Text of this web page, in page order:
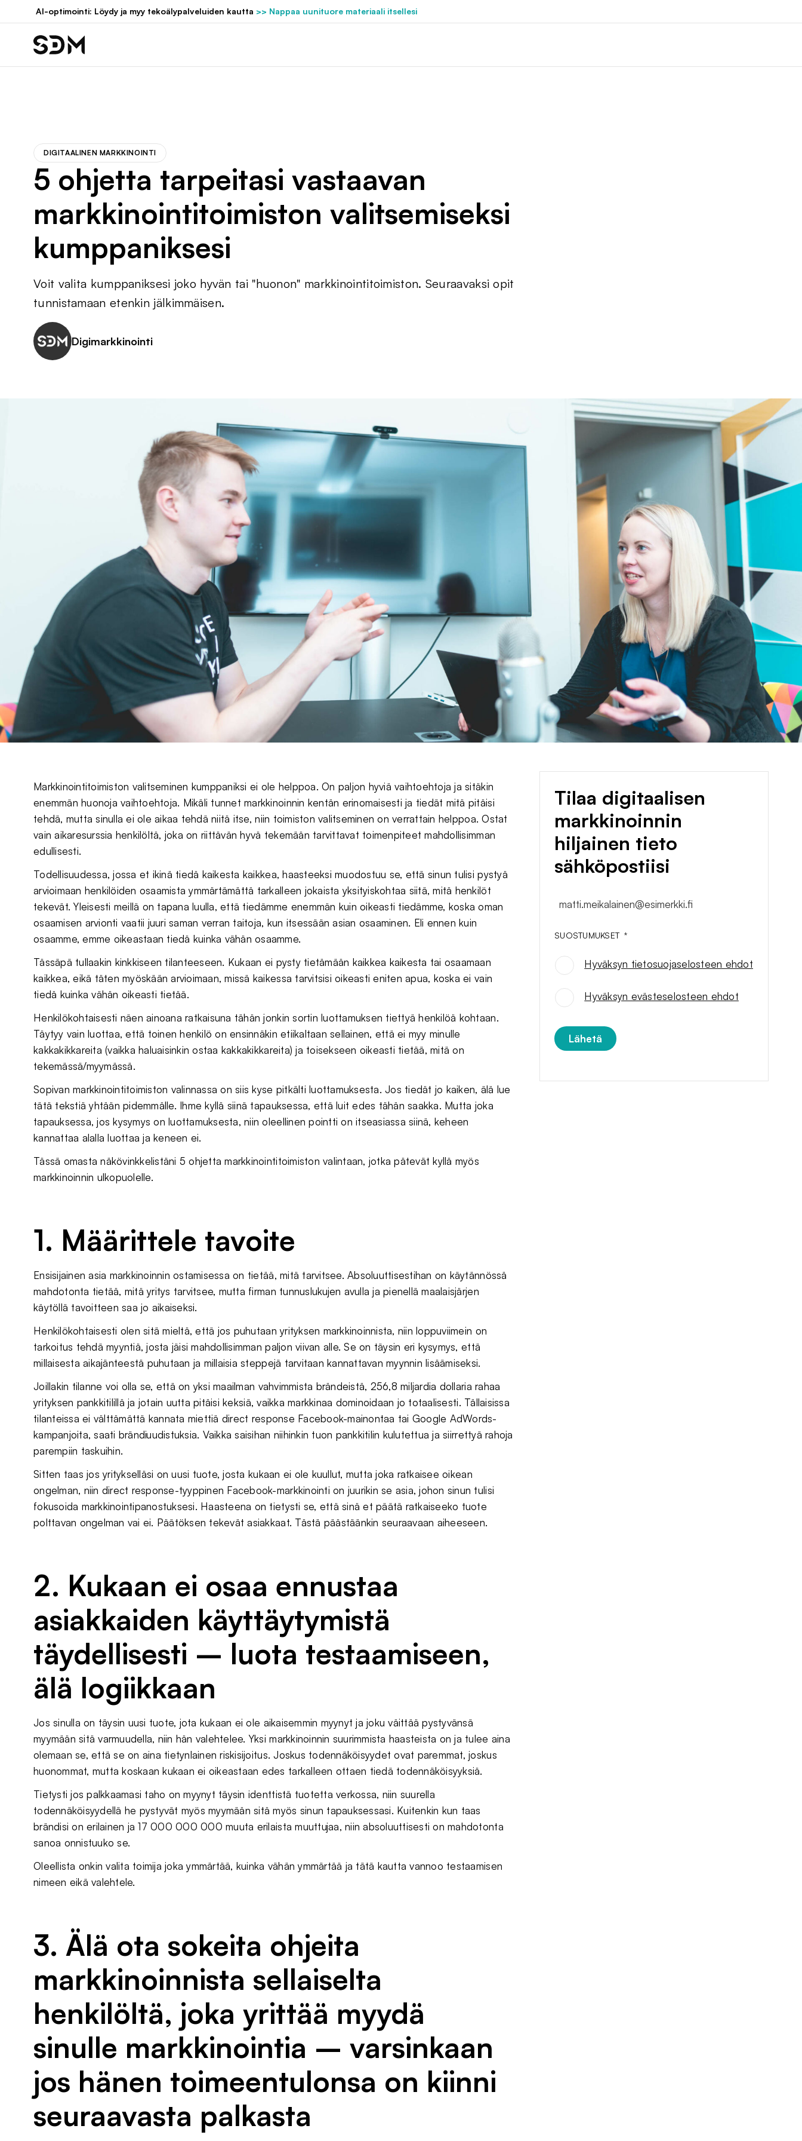
sisältöön
AI-optimointi: Löydy ja myy tekoälypalveluiden kautta >> Nappaa uunituore materiaali itsellesi
DIGITAALINEN MARKKINOINTI
5 ohjetta tarpeitasi vastaavan
markkinointitoimiston valitsemiseksi
kumppaniksesi
Voit valita kumppaniksesi joko hyvän tai "huonon" markkinointitoimiston. Seuraavaksi opit
tunnistamaan etenkin jälkimmäisen.
Digimarkkinointi
Markkinointitoimiston valitseminen kumppaniksi ei ole helppoa. On paljon hyviä vaihtoehtoja ja sitäkin
enemmän huonoja vaihtoehtoja. Mikäli tunnet markkinoinnin kentän erinomaisesti ja tiedät mitä pitäisi
tehdä, mutta sinulla ei ole aikaa tehdä niitä itse, niin toimiston valitseminen on verrattain helppoa. Ostat
vain aikaresurssia henkilöltä, joka on riittävän hyvä tekemään tarvittavat toimenpiteet mahdollisimman
edullisesti.
Todellisuudessa, jossa et ikinä tiedä kaikesta kaikkea, haasteeksi muodostuu se, että sinun tulisi pystyä
arvioimaan henkilöiden osaamista ymmärtämättä tarkalleen jokaista yksityiskohtaa siitä, mitä henkilöt
tekevät. Yleisesti meillä on tapana luulla, että tiedämme enemmän kuin oikeasti tiedämme, koska oman
osaamisen arvionti vaatii juuri saman verran taitoja, kun itsessään asian osaaminen. Eli ennen kuin
osaamme, emme oikeastaan tiedä kuinka vähän osaamme.
Tässäpä tullaakin kinkkiseen tilanteeseen. Kukaan ei pysty tietämään kaikkea kaikesta tai osaamaan
kaikkea, eikä täten myöskään arvioimaan, missä kaikessa tarvitsisi oikeasti eniten apua, koska ei vain
tiedä kuinka vähän oikeasti tietää.
Henkilökohtaisesti näen ainoana ratkaisuna tähän jonkin sortin luottamuksen tiettyä henkilöä kohtaan.
Täytyy vain luottaa, että toinen henkilö on ensinnäkin etiikaltaan sellainen, että ei myy minulle
kakkakikkareita (vaikka haluaisinkin ostaa kakkakikkareita) ja toisekseen oikeasti tietää, mitä on
tekemässä/myymässä.
Sopivan markkinointitoimiston valinnassa on siis kyse pitkälti luottamuksesta. Jos tiedät jo kaiken, älä lue
tätä tekstiä yhtään pidemmälle. Ihme kyllä siinä tapauksessa, että luit edes tähän saakka. Mutta joka
tapauksessa, jos kysymys on luottamuksesta, niin oleellinen pointti on itseasiassa siinä, keheen
kannattaa alalla luottaa ja keneen ei.
Tässä omasta näkövinkkelistäni 5 ohjetta markkinointitoimiston valintaan, jotka pätevät kyllä myös
markkinoinnin ulkopuolelle.
1. Määrittele tavoite
Ensisijainen asia markkinoinnin ostamisessa on tietää, mitä tarvitsee. Absoluuttisestihan on käytännössä
mahdotonta tietää, mitä yritys tarvitsee, mutta firman tunnuslukujen avulla ja pienellä maalaisjärjen
käytöllä tavoitteen saa jo aikaiseksi.
Henkilökohtaisesti olen sitä mieltä, että jos puhutaan yrityksen markkinoinnista, niin loppuviimein on
tarkoitus tehdä myyntiä, josta jäisi mahdollisimman paljon viivan alle. Se on täysin eri kysymys, että
millaisesta aikajänteestä puhutaan ja millaisia steppejä tarvitaan kannattavan myynnin lisäämiseksi.
Joillakin tilanne voi olla se, että on yksi maailman vahvimmista brändeistä, 256,8 miljardia dollaria rahaa
yrityksen pankkitilillä ja jotain uutta pitäisi keksiä, vaikka markkinaa dominoidaan jo totaalisesti. Tällaisissa
tilanteissa ei välttämättä kannata miettiä direct response Facebook-mainontaa tai Google AdWords-
kampanjoita, saati brändiuudistuksia. Vaikka saisihan niihinkin tuon pankkitilin kulutettua ja siirrettyä rahoja
parempiin taskuihin.
Sitten taas jos yritykselläsi on uusi tuote, josta kukaan ei ole kuullut, mutta joka ratkaisee oikean
ongelman, niin direct response-tyyppinen Facebook-markkinointi on juurikin se asia, johon sinun tulisi
fokusoida markkinointipanostuksesi. Haasteena on tietysti se, että sinä et päätä ratkaiseeko tuote
polttavan ongelman vai ei. Päätöksen tekevät asiakkaat. Tästä päästäänkin seuraavaan aiheeseen.
2. Kukaan ei osaa ennustaa
asiakkaiden käyttäytymistä
täydellisesti – luota testaamiseen,
älä logiikkaan
Jos sinulla on täysin uusi tuote, jota kukaan ei ole aikaisemmin myynyt ja joku väittää pystyvänsä
myymään sitä varmuudella, niin hän valehtelee. Yksi markkinoinnin suurimmista haasteista on ja tulee aina
olemaan se, että se on aina tietynlainen riskisijoitus. Joskus todennäköisyydet ovat paremmat, joskus
huonommat, mutta koskaan kukaan ei oikeastaan edes tarkalleen ottaen tiedä todennäköisyyksiä.
Tietysti jos palkkaamasi taho on myynyt täysin identtistä tuotetta verkossa, niin suurella
todennäköisyydellä he pystyvät myös myymään sitä myös sinun tapauksessasi. Kuitenkin kun taas
brändisi on erilainen ja 17 000 000 000 muuta erilaista muuttujaa, niin absoluuttisesti on mahdotonta
sanoa onnistuuko se.
Oleellista onkin valita toimija joka ymmärtää, kuinka vähän ymmärtää ja tätä kautta vannoo testaamisen
nimeen eikä valehtele.
3. Älä ota sokeita ohjeita
markkinoinnista sellaiselta
henkilöltä, joka yrittää myydä
sinulle markkinointia – varsinkaan
jos hänen toimeentulonsa on kiinni
seuraavasta palkasta
Tilaa digitaalisen
markkinoinnin
hiljainen tieto
sähköpostiisi
SUOSTUMUKSET *
Hyväksyn tietosuojaselosteen ehdot
SUOSTUMUKSET
Hyväksyn evästeselosteen ehdot